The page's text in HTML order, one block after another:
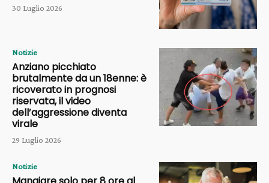
30 Luglio 2026
Notizie
Anziano picchiato
brutalmente da un 18enne: è
ricoverato in prognosi
riservata, il video
dell’aggressione diventa
virale
29 Luglio 2026
Notizie